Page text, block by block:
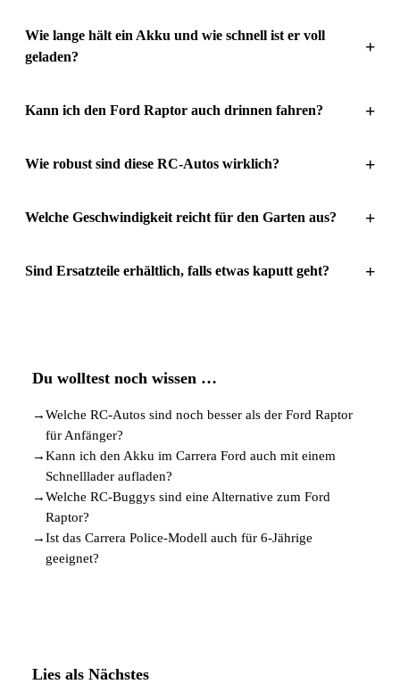
Wie lange hält ein Akku und wie schnell ist er voll
geladen?
+
Kann ich den Ford Raptor auch drinnen fahren? +
Wie robust sind diese RC-Autos wirklich? +
Welche Geschwindigkeit reicht für den Garten aus? +
Sind Ersatzteile erhältlich, falls etwas kaputt geht? +
Du wolltest noch wissen …
→Welche RC-Autos sind noch besser als der Ford Raptor
für Anfänger?
→Kann ich den Akku im Carrera Ford auch mit einem
Schnelllader aufladen?
→Welche RC-Buggys sind eine Alternative zum Ford
Raptor?
→Ist das Carrera Police-Modell auch für 6-Jährige
geeignet?
Lies als Nächstes